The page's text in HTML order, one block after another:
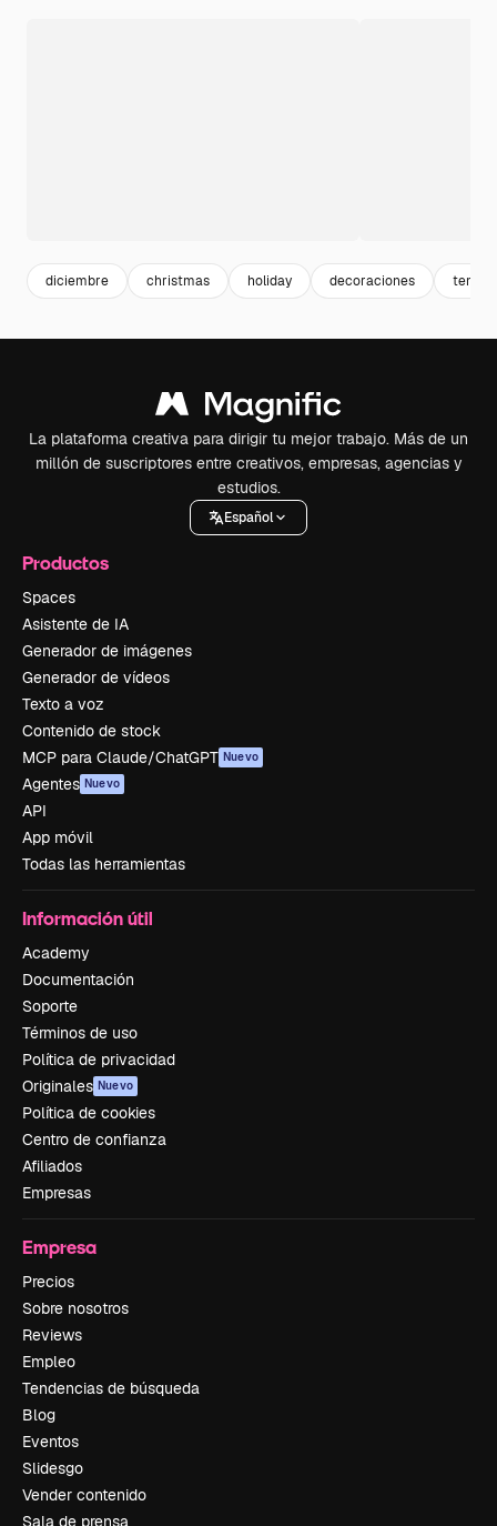
diciembre christmas holiday decoraciones
La plataforma creativa para dirigir tu mejor trabajo. Más de un
millón de suscriptores entre creativos, empresas, agencias y
estudios.
Español
Productos
Spaces
Asistente de IA
Generador de imágenes
Generador de vídeos
Texto a voz
Contenido de stock
MCP para Claude/ChatGPT Nuevo
Agentes Nuevo
API
App móvil
Todas las herramientas
Información útil
Academy
Documentación
Soporte
Términos de uso
Política de privacidad
Originales Nuevo
Política de cookies
Centro de confianza
Afiliados
Empresas
Empresa
Precios
Sobre nosotros
Reviews
Empleo
Tendencias de búsqueda
Blog
Eventos
Slidesgo
Vender contenido
Sala de prensa